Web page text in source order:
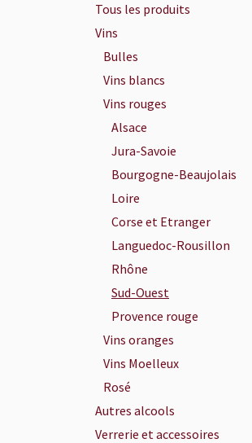
Tous les produits
Vins
Bulles
Vins blancs
Vins rouges
Alsace
Jura-Savoie
Bourgogne-Beaujolais
Loire
Corse et Etranger
Languedoc-Rousillon
Rhône
Sud-Ouest
Provence rouge
Vins oranges
Vins Moelleux
Rosé
Autres alcools
Verrerie et accessoires